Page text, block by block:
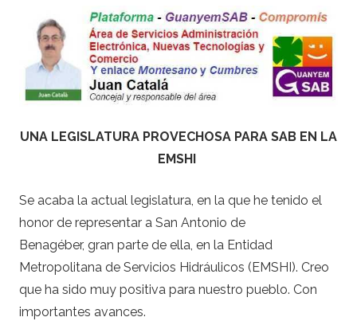
UNA LEGISLATURA PROVECHOSA PARA SAB EN LA
EMSHI
Se acaba la actual legislatura, en la que he tenido el
honor de representar a San Antonio de
Benagéber, gran parte de ella, en la Entidad
Metropolitana de Servicios Hidráulicos (EMSHI). Creo
que ha sido muy positiva para nuestro pueblo. Con
importantes avances.